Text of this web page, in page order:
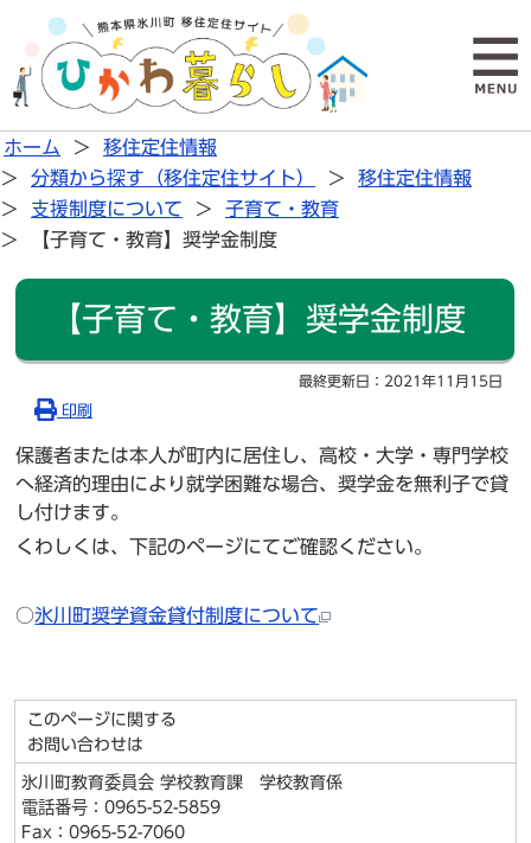
ホーム
移住定住情報
分類から探す（移住定住サイト）
移住定住情報
支援制度について
子育て・教育
【子育て・教育】奨学金制度
【子育て・教育】奨学金制度
最終更新日： 2021年11月15日
印刷
保護者または本人が町内に居住し、高校・大学・専門学校
へ経済的理由により就学困難な場合、奨学金を無利子で貸
し付けます。
くわしくは、下記のページにてご確認ください。
○氷川町奨学資金貸付制度について
このページに関する
お問い合わせは
氷川町教育委員会 学校教育課 学校教育係
電話番号：0965-52-5859
Fax：0965-52-7060